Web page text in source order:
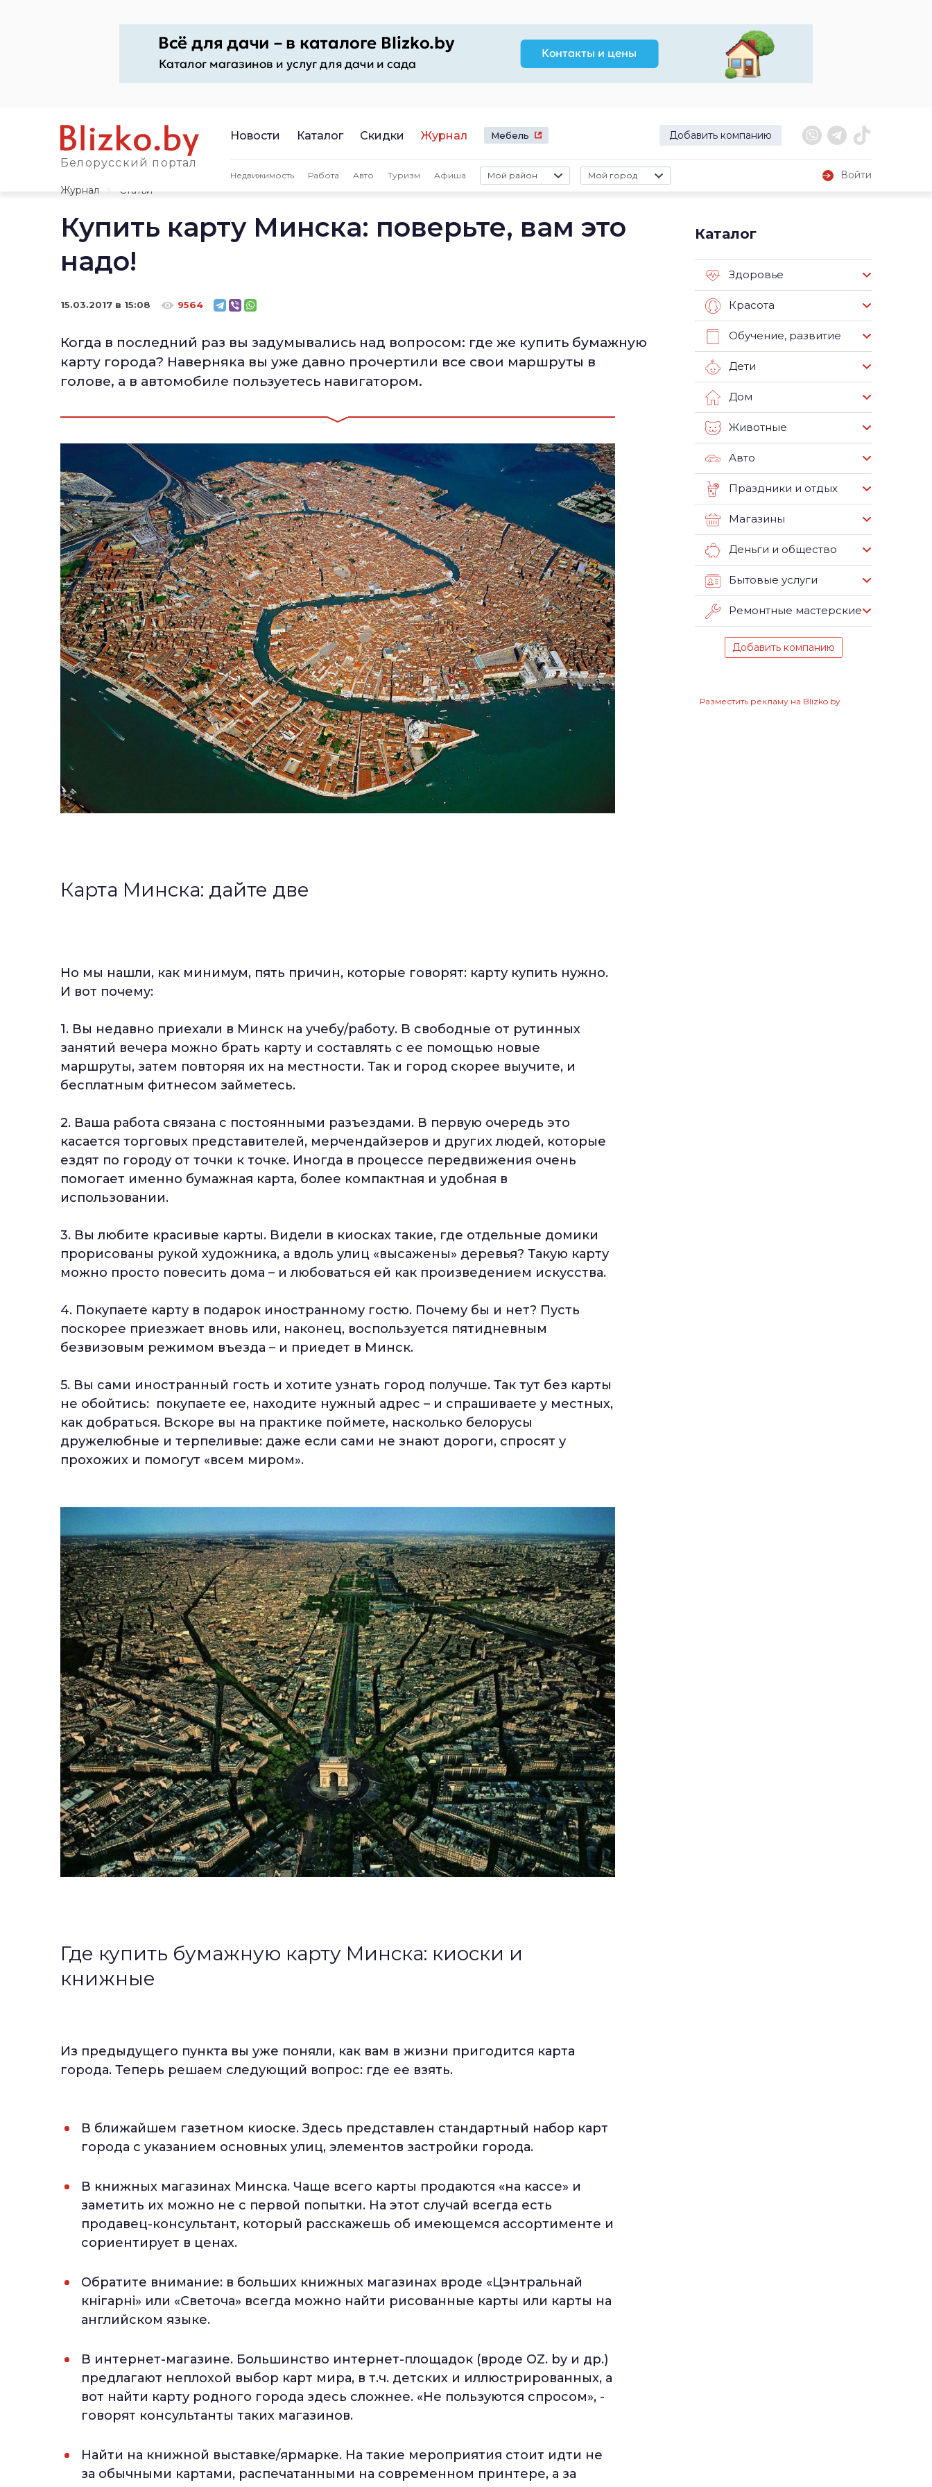
Белорусский портал
Новости Каталог Скидки Журнал Мебель Добавить компанию
Недвижимость Работа Авто Туризм Афиша Мой район Мой город
Войти
Журнал
Статьи
Купить карту Минска: поверьте, вам это
надо!
15.03.2017 в 15:08 9564
Когда в последний раз вы задумывались над вопросом: где же купить бумажную
карту города? Наверняка вы уже давно прочертили все свои маршруты в
голове, а в автомобиле пользуетесь навигатором.
Карта Минска: дайте две
Но мы нашли, как минимум, пять причин, которые говорят: карту купить нужно.
И вот почему:
1. Вы недавно приехали в Минск на учебу/работу. В свободные от рутинных
занятий вечера можно брать карту и составлять с ее помощью новые
маршруты, затем повторяя их на местности. Так и город скорее выучите, и
бесплатным фитнесом займетесь.
2. Ваша работа связана с постоянными разъездами. В первую очередь это
касается торговых представителей, мерчендайзеров и других людей, которые
ездят по городу от точки к точке. Иногда в процессе передвижения очень
помогает именно бумажная карта, более компактная и удобная в
использовании.
3. Вы любите красивые карты. Видели в киосках такие, где отдельные домики
прорисованы рукой художника, а вдоль улиц «высажены» деревья? Такую карту
можно просто повесить дома – и любоваться ей как произведением искусства.
4. Покупаете карту в подарок иностранному гостю. Почему бы и нет? Пусть
поскорее приезжает вновь или, наконец, воспользуется пятидневным
безвизовым режимом въезда – и приедет в Минск.
5. Вы сами иностранный гость и хотите узнать город получше. Так тут без карты
не обойтись: покупаете ее, находите нужный адрес – и спрашиваете у местных,
как добраться. Вскоре вы на практике поймете, насколько белорусы
дружелюбные и терпеливые: даже если сами не знают дороги, спросят у
прохожих и помогут «всем миром».
Где купить бумажную карту Минска: киоски и
книжные
Из предыдущего пункта вы уже поняли, как вам в жизни пригодится карта
города. Теперь решаем следующий вопрос: где ее взять.
В ближайшем газетном киоске. Здесь представлен стандартный набор карт
города с указанием основных улиц, элементов застройки города.
В книжных магазинах Минска. Чаще всего карты продаются «на кассе» и
заметить их можно не с первой попытки. На этот случай всегда есть
продавец-консультант, который расскажешь об имеющемся ассортименте и
сориентирует в ценах.
Обратите внимание: в больших книжных магазинах вроде «Цэнтральнай
кнігарні» или «Светоча» всегда можно найти рисованные карты или карты на
английском языке.
В интернет-магазине. Большинство интернет-площадок (вроде OZ. by и др.)
предлагают неплохой выбор карт мира, в т.ч. детских и иллюстрированных, а
вот найти карту родного города здесь сложнее. «Не пользуются спросом», -
говорят консультанты таких магазинов.
Найти на книжной выставке/ярмарке. На такие мероприятия стоит идти не
за обычными картами, распечатанными на современном принтере, а за
Каталог
Здоровье
Красота
Обучение, развитие
Дети
Дом
Животные
Авто
Праздники и отдых
Магазины
Деньги и общество
Бытовые услуги
Ремонтные мастерские
Добавить компанию
Разместить рекламу на Blizko.by